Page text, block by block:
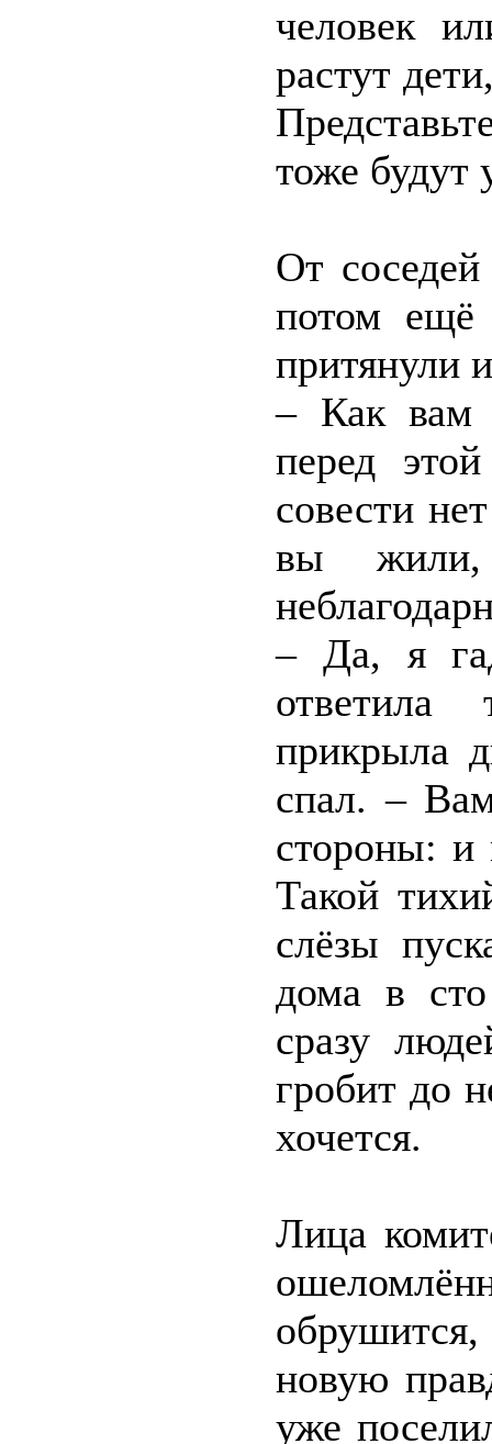
человек
растут
тоже будут
От
потом ещё
притянули
– Как вам
перед
совести
вы
– Да, я
прикрыла
спал. –
стороны: и
Такой
слёзы
дома в
сразу
гробит до
хочется.
Лица
новую
уже